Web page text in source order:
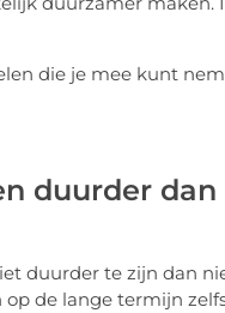
die je mee kunt
duurder
duurder te zijn dan
de lange termijn